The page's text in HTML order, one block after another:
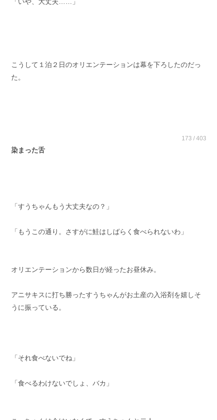
こうして１泊２日のオリエンテーションは幕を下ろしたのだっ
た。
173 / 403
染まった舌
「すうちゃんもう大丈夫なの？」
「もうこの通り。さすがに鮭はしばらく食べられないわ」
オリエンテーションから数日が経ったお昼休み。
アニサキスに打ち勝ったすうちゃんがお土産の入浴剤を嬉しそ
うに振っている。
「それ食べないでね」
「食べるわけないでしょ、バカ」